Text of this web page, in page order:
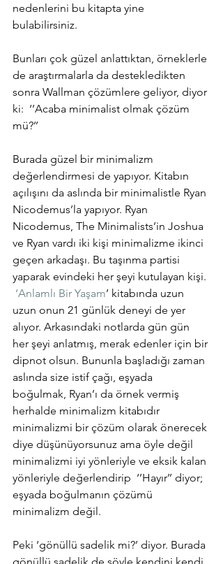
nedenlerini bu kitapta yine
bulabilirsiniz.
Bunları çok güzel anlattıktan, örneklerle
de araştırmalarla da destekledikten
sonra Wallman çözümlere geliyor, diyor
ki:  ‘’Acaba minimalist olmak çözüm
mü?’’
Burada güzel bir minimalizm
değerlendirmesi de yapıyor. Kitabın
açılışını da aslında bir minimalistle Ryan
Nicodemus’la yapıyor. Ryan
Nicodemus, The Minimalists’in Joshua
ve Ryan vardı iki kişi minimalizme ikinci
geçen arkadaşı. Bu taşınma partisi
yaparak evindeki her şeyi kutulayan kişi.
‘Anlamlı Bir Yaşam’ kitabında uzun
uzun onun 21 günlük deneyi de yer
alıyor. Arkasındaki notlarda gün gün
her şeyi anlatmış, merak edenler için bir
dipnot olsun. Bununla başladığı zaman
aslında size istif çağı, eşyada
boğulmak, Ryan’ı da örnek vermiş
herhalde minimalizm kitabıdır
minimalizmi bir çözüm olarak önerecek
diye düşünüyorsunuz ama öyle değil
minimalizmi iyi yönleriyle ve eksik kalan
yönleriyle değerlendirip  ‘’Hayır’’ diyor;
eşyada boğulmanın çözümü
minimalizm değil.
Peki ‘gönüllü sadelik mi?’ diyor. Burada